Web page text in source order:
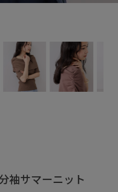
袖サマーニット